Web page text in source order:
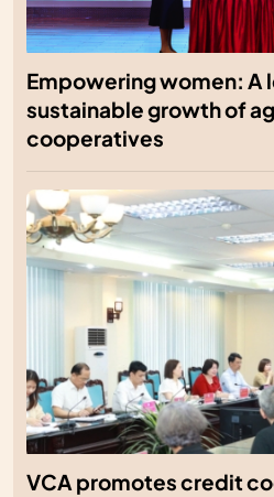
Empowering women: A
sustainable growth of
cooperatives
VCA promotes credit